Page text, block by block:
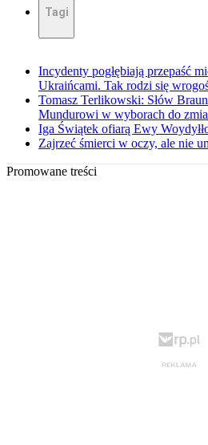
Tagi
Incydenty pogłębiają przepaść
Ukraińcami. Tak rodzi się
Tomasz Terlikowski: Słów
Mundurowi w wyborach do
Iga Świątek ofiarą Ewy
Zajrzeć śmierci w oczy, ale nie
Promowane treści